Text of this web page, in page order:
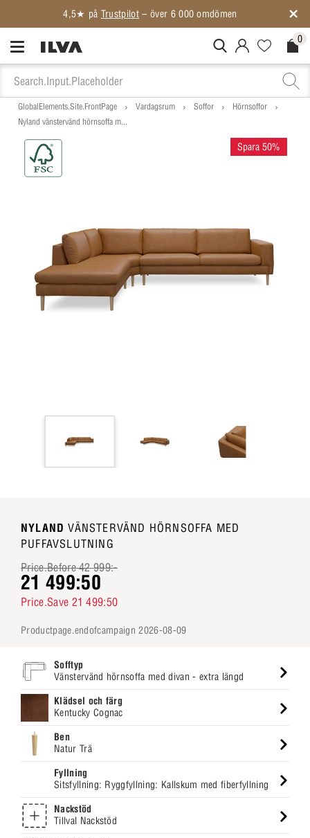
4,5★ på Trustpilot – över 6 000 omdömen
MitIlva.Login 0
GlobalElements.Site.FrontPage Vardagsrum Soffor
Hörnsoffor
Nyland vänstervänd hörnsoffa m...
Spara 50%
NYLAND VÄNSTERVÄND HÖRNSOFFA MED
PUFFAVSLUTNING
Price.Before 42 999:-
21 499:50
Price.Save 21 499:50
productpage.endofcampaign 2026-08-09
Sofftyp
Vänstervänd hörnsoffa med divan - extra längd
Klädsel och färg
Kentucky Cognac
Ben
Natur Trä
Fyllning
Sitsfyllning: Ryggfyllning: Kallskum med fiberfyllning
Nackstöd
Tillval Nackstöd